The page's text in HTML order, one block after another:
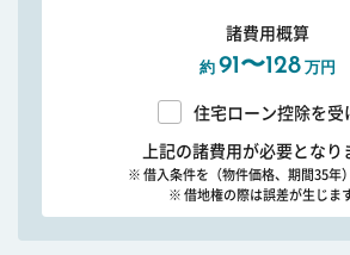
諸費用概算
約 91〜128 万円
住宅ローン控除を受
上記の諸費用が必要となり
※ 借入条件を（物件価格、期間35年
※ 借地権の際は誤差が生じます